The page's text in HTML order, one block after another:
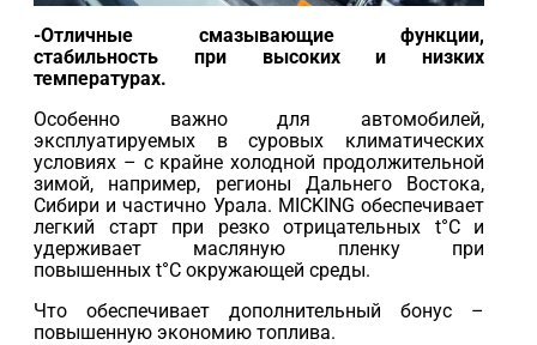
-Отличные смазывающие функции,
стабильность при высоких и низких
температурах.
Особенно важно для автомобилей,
эксплуатируемых в суровых климатических
условиях – с крайне холодной продолжительной
зимой, например, регионы Дальнего Востока,
Сибири и частично Урала. MICKING обеспечивает
легкий старт при резко отрицательных t°C и
удерживает масляную пленку при
повышенных t°C окружающей среды.
Что обеспечивает дополнительный бонус –
повышенную экономию топлива.